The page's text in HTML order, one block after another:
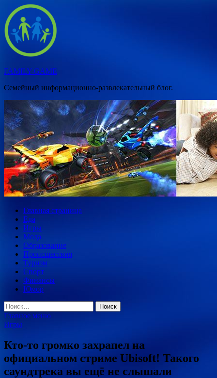
Перейти
содержимому
FAMILY-GAME
Семейный информационно-развлекательный блог.
Главная страница
Еда
Игры
Мода
Образование
Происшествия
Туризм
Спорт
Финансы
Юмор
Найти:
Главное меню
Игры
Кто-то громко захрапел на
официальном стриме Ubisoft! Такого
саундтрека вы ещё не слышали